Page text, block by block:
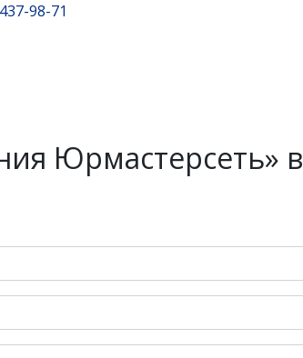
98-71
Юрмастерсеть» в